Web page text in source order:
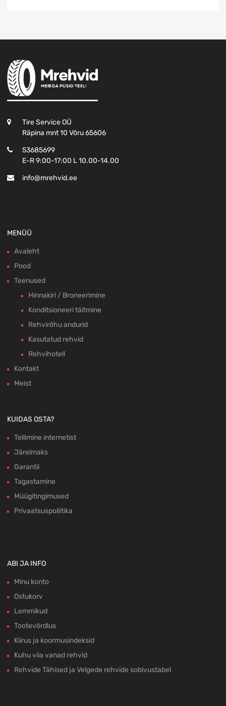
Tire Service OÜ
Räpina mnt 10 Võru 65606
53685699
E-R 9:00-17:00 L 10.00-14.00
info@mrehvid.ee
MENÜÜ
Avaleht
Pood
Teenused
Hinnakiri / Broneerimine
Konditsioneeri täitmine
Rehvirõhu andurid
Kasutatud rehvid
Rehvihotell
Kontakt
Meist
KUIDAS OSTA?
Tellimine internetist
Järelmaks
Garantii
Tagastamine
Müügitingimused
Privaatsuspoliitika
ABI JA INFO
Minu konto
Ostukorv
Lemmikud
Tootevõrdlus
Kiirus ja koormusindeksid
Kuhu viia vanad rehvid
Rehvide Tähised ja Velgede rehvide sobivustabel